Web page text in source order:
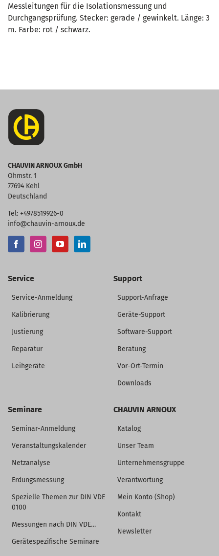
Messleitungen für die Isolationsmessung und
Durchgangsprüfung. Stecker: gerade / gewinkelt. Länge: 3
m. Farbe: rot / schwarz.
CHAUVIN ARNOUX GmbH
Ohmstr. 1
77694 Kehl
Deutschland
Tel: +4978519926-0
info@chauvin-arnoux.de
Service
Service-Anmeldung
Kalibrierung
Justierung
Reparatur
Leihgeräte
Support
Support-Anfrage
Geräte-Support
Software-Support
Beratung
Vor-Ort-Termin
Downloads
Seminare
Seminar-Anmeldung
Veranstaltungskalender
Netzanalyse
Erdungsmessung
Spezielle Themen zur DIN VDE
0100
Messungen nach DIN VDE…
Gerätespezifische Seminare
CHAUVIN ARNOUX
Katalog
Unser Team
Unternehmensgruppe
Verantwortung
Mein Konto (Shop)
Kontakt
Newsletter